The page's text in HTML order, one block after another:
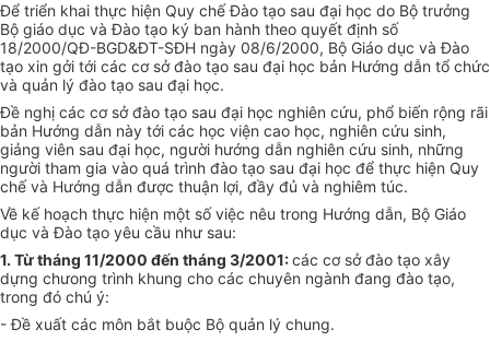
Để triển khai thực hiện Quy chế Đào tạo sau đại học do Bộ trưởng
Bộ giáo dục và Đào tạo ký ban hành theo quyết định số
18/2000/QĐ-BGD&ĐT-SĐH ngày 08/6/2000, Bộ Giáo dục và Đào
tạo xin gởi tới các cơ sở đào tạo sau đại học bản Hướng dẫn tổ chức
và quản lý đào tạo sau đại học.
Đề nghị các cơ sở đào tạo sau đại học nghiên cứu, phổ biến rộng rãi
bản Hướng dẫn này tới các học viện cao học, nghiên cứu sinh,
giảng viên sau đại học, người hướng dẫn nghiên cứu sinh, những
người tham gia vào quá trình đào tạo sau đại học để thực hiện Quy
chế và Hướng dẫn được thuận lợi, đầy đủ và nghiêm túc.
Về kế hoạch thực hiện một số việc nêu trong Hướng dẫn, Bộ Giáo
dục và Đào tạo yêu cầu như sau:
1. Từ tháng 11/2000 đến tháng 3/2001:các cơ sở đào tạo xây
dựng chưong trình khung cho các chuyên ngành đang đào tạo,
trong đó chú ý:
- Đề xuất các môn bắt buộc Bộ quản lý chung.